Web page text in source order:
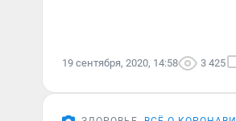
19 сентября, 2020, 14:58 3 425